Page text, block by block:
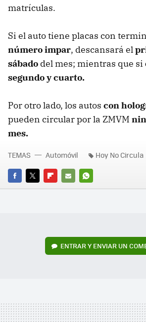
matrículas.
Si el auto tiene placas con
número impar, descansará el
sábado del mes; mientras que si
segundo y cuarto.
Por otro lado, los autos con
pueden circular por la ZMVM
mes.
FACEBOOK
TWITTERFLIPBOARD
E-
WHATSAPP
TEMAS Automóvil Hoy No Circula
ENTRAR Y ENVIAR UN